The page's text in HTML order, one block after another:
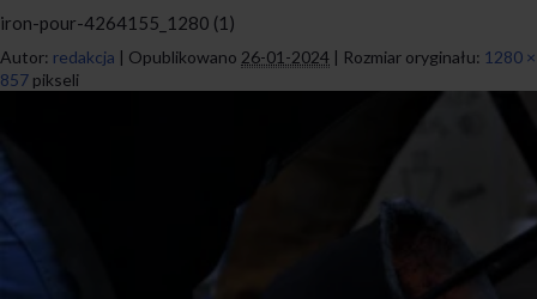
iron-pour-4264155_1280 (1)
Autor: redakcja | Opublikowano 26-01-2024 | Rozmiar oryginału: 1280 ×
857 pikseli